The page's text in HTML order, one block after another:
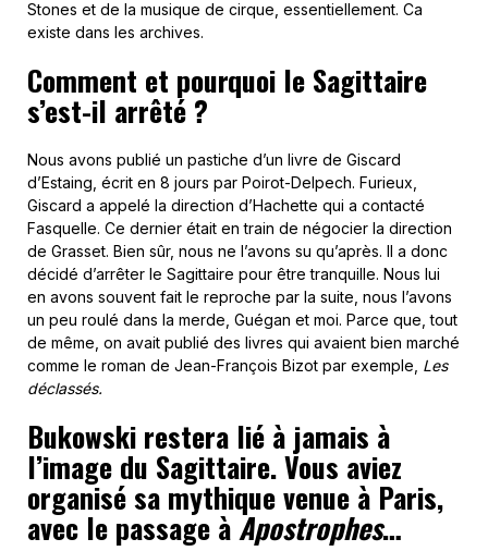
Stones et de la musique de cirque, essentiellement. Ca
existe dans les archives.
Comment et pourquoi le Sagittaire
s’est-il arrêté ?
Nous avons publié un pastiche d’un livre de Giscard
d’Estaing, écrit en 8 jours par Poirot-Delpech. Furieux,
Giscard a appelé la direction d’Hachette qui a contacté
Fasquelle. Ce dernier était en train de négocier la direction
de Grasset. Bien sûr, nous ne l’avons su qu’après. Il a donc
décidé d’arrêter le Sagittaire pour être tranquille. Nous lui
en avons souvent fait le reproche par la suite, nous l’avons
un peu roulé dans la merde, Guégan et moi. Parce que, tout
de même, on avait publié des livres qui avaient bien marché
comme le roman de Jean-François Bizot par exemple, Les
déclassés.
Bukowski restera lié à jamais à
l’image du Sagittaire. Vous aviez
organisé sa mythique venue à Paris,
avec le passage àApostrophes…